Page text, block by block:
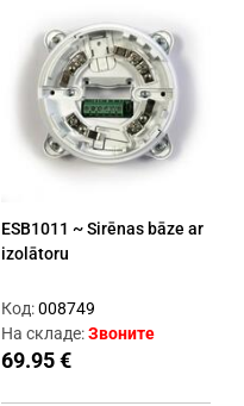
ESB1011 ~ Sirēnas bāze ar
izolātoru
Код:008749
На складе:Звоните
69.95 €